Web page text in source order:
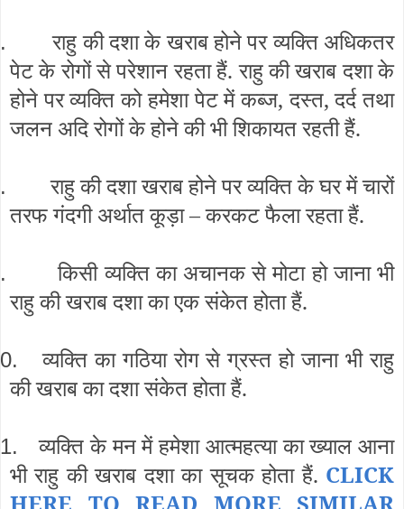
राहु की दशा के खराब होने पर व्यक्ति अधिकतर
पेट के रोगों से परेशान रहता हैं. राहु की खराब दशा के
होने पर व्यक्ति को हमेशा पेट में कब्ज, दस्त, दर्द तथा
जलन अदि रोगों के होने की भी शिकायत रहती हैं.
राहु की दशा खराब होने पर व्यक्ति के घर में चारों
तरफ गंदगी अर्थात कूड़ा – करकट फैला रहता हैं.
किसी व्यक्ति का अचानक से मोटा हो जाना भी
राहु की खराब दशा का एक संकेत होता हैं.
व्यक्ति का गठिया रोग से ग्रस्त हो जाना भी राहु
की खराब का दशा संकेत होता हैं.
व्यक्ति के मन में हमेशा आत्महत्या का ख्याल आना
भी राहु की खराब दशा का सूचक होता हैं. CLICK